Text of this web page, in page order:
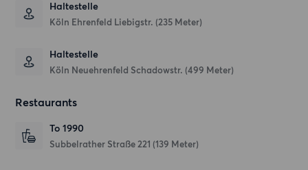
Haltestelle
Köln Ehrenfeld Liebigstr. (235 Meter)
Haltestelle
Köln Neuehrenfeld Schadowstr. (499 Meter)
Restaurants
To 1990
Subbelrather Straße 221 (139 Meter)